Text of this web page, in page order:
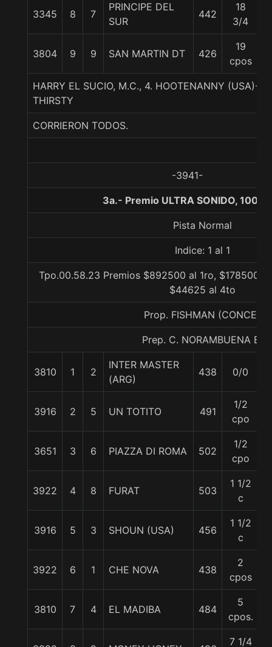
3345 8 7
PRINCIPE DEL
SUR
442
18
3/4
3804 9 9 SAN MARTIN DT 426
19
cpos
HARRY EL SUCIO, M.C., 4. HOOTENANNY (USA)-
THIRSTY
CORRIERON TODOS.
-3941-
3a.- Premio ULTRA SONIDO, 1000
Pista Normal
Indice: 1 al 1
Tpo.00.58.23 Premios $892500 al 1ro, $178500
$44625 al 4to
Prop. FISHMAN (CONCE)
Prep. C. NORAMBUENA B.
3810 1 2
INTER MASTER
(ARG)
438 0/0
3916 2 5 UN TOTITO 491
1/2
cpo
3651 3 6 PIAZZA DI ROMA 502
1/2
cpo
3922 4 8 FURAT 503
1 1/2
c
3916 5 3 SHOUN (USA) 456
1 1/2
c
3922 6 1 CHE NOVA 438
2
cpos
3810 7 4 EL MADIBA 484
5
cpos.
7 1/4